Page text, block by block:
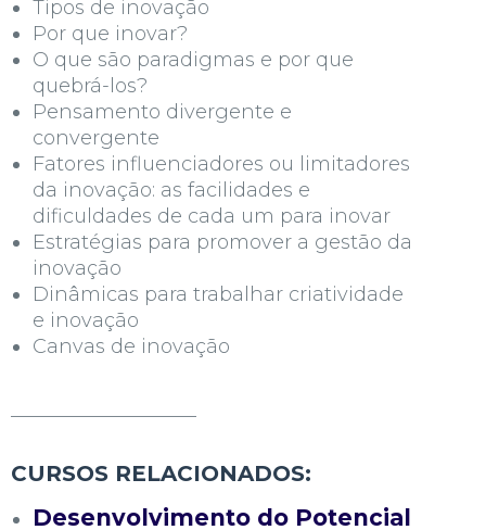
Tipos de inovação
Por que inovar?
O que são paradigmas e por que
quebrá-los?
Pensamento divergente e
convergente
Fatores influenciadores ou limitadores
da inovação: as facilidades e
dificuldades de cada um para inovar
Estratégias para promover a gestão da
inovação
Dinâmicas para trabalhar criatividade
e inovação
Canvas de inovação
CURSOS RELACIONADOS:
Desenvolvimento do Potencial